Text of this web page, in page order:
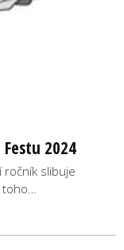
2024
ročník slibuje
toho…